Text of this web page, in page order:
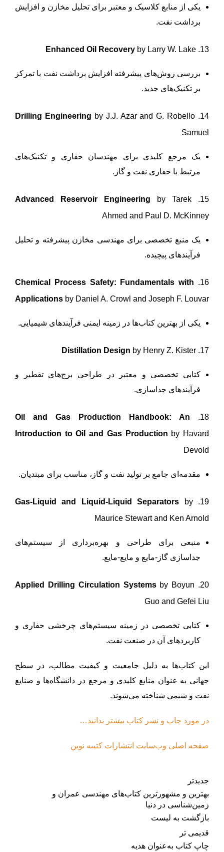
یکی از منابع کلاسیک و معتبر برای تحلیل مخازن و افزایش
برداشت نفت.
13.
Enhanced Oil Recovery by Larry W. Lake
بررسی روش‌های پیشرفته افزایش برداشت نفت با تمرکز
بر تکنیک‌های جدید.
14.
Drilling Engineering by J.J. Azar and G. Robello
Samuel
یک مرجع کلیدی برای مهندسان حفاری و تکنیک‌های
مرتبط با حفاری نفت و گاز.
15.
Advanced Reservoir Engineering by Tarek
Ahmed and Paul D. McKinney
یک منبع تخصصی برای مهندسی مخازن پیشرفته و تحلیل
فرآیندهای پیچیده.
16.
Chemical Process Safety: Fundamentals with
Applications by Daniel A. Crowl and Joseph F. Louvar
یکی از بهترین کتاب‌ها در زمینه ایمنی فرآیندهای شیمیایی.
17.
Distillation Design by Henry Z. Kister
کتابی تخصصی و معتبر در طراحی برج‌های تقطیر و
فرآیندهای جداسازی.
18.
Oil and Gas Production Handbook: An
Introduction to Oil and Gas Production by Havard
Devold
مقدمه‌ای جامع بر تولید نفت و گاز، مناسب برای مبتدیان.
19.
Gas-Liquid and Liquid-Liquid Separators by
Maurice Stewart and Ken Arnold
منبعی برای طراحی و بهره‌برداری از سیستم‌های
جداسازی گاز-مایع و مایع-مایع.
20.
Applied Drilling Circulation Systemsby Boyun
Guo and Gefei Liu
کتابی تخصصی در زمینه سیستم‌های چرخشی حفاری و
کاربردهای آن در صنعت نفت.
این کتاب‌ها به دلیل جامعیت و کیفیت مطالب، در سطح
جهانی به عنوان منابع کلیدی و مرجع در دانشگاه‌ها و صنایع
نفت و شیمی شناخته می‌شوند.
در مورد چاپ و نشر کتاب بیشتر بدانید…
صفحه اصلی وب‌سایت انتشارات کتیبه نوین
جدیدتر
بهترین و مشهورترین کتاب‌های مهندسی عمران و
زمین‌شناسی در دنیا
بازگشت به لیست
قدیمی تر
چاپ کتاب به‌عنوان هدیه